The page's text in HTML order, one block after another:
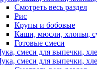
Смотреть весь раздел
Рис
Крупы и бобовые
Каши, мюсли, хлопья,
Готовые смеси
смеси для выпечки,
смеси для выпечки,